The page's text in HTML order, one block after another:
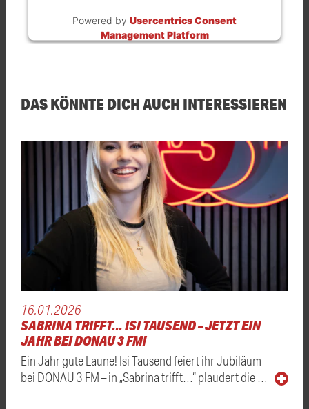
Powered by Usercentrics Consent
Management Platform
DAS KÖNNTE DICH AUCH INTERESSIEREN
16.01.2026
SABRINA TRIFFT... ISI TAUSEND – JETZT EIN
JAHR BEI DONAU 3 FM!
Ein Jahr gute Laune! Isi Tausend feiert ihr Jubiläum
bei DONAU 3 FM – in „Sabrina trifft…“ plaudert die …